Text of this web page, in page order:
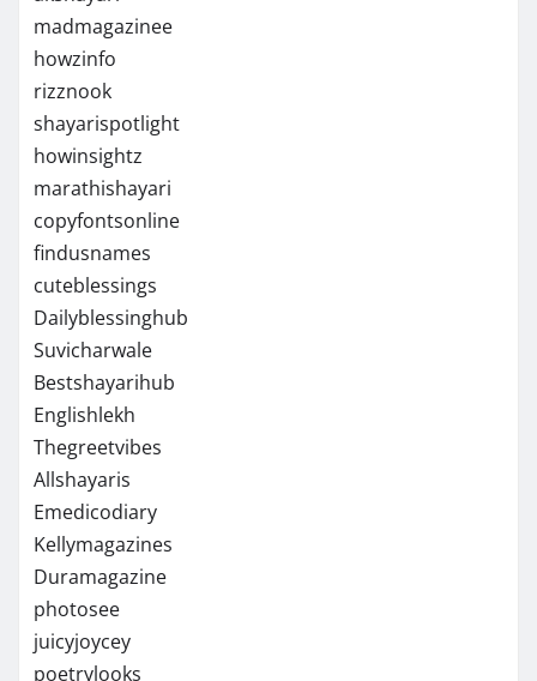
madmagazinee
howzinfo
rizznook
shayarispotlight
howinsightz
marathishayari
copyfontsonline
findusnames
cuteblessings
Dailyblessinghub
Suvicharwale
Bestshayarihub
Englishlekh
Thegreetvibes
Allshayaris
Emedicodiary
Kellymagazines
Duramagazine
photosee
juicyjoycey
poetrylooks